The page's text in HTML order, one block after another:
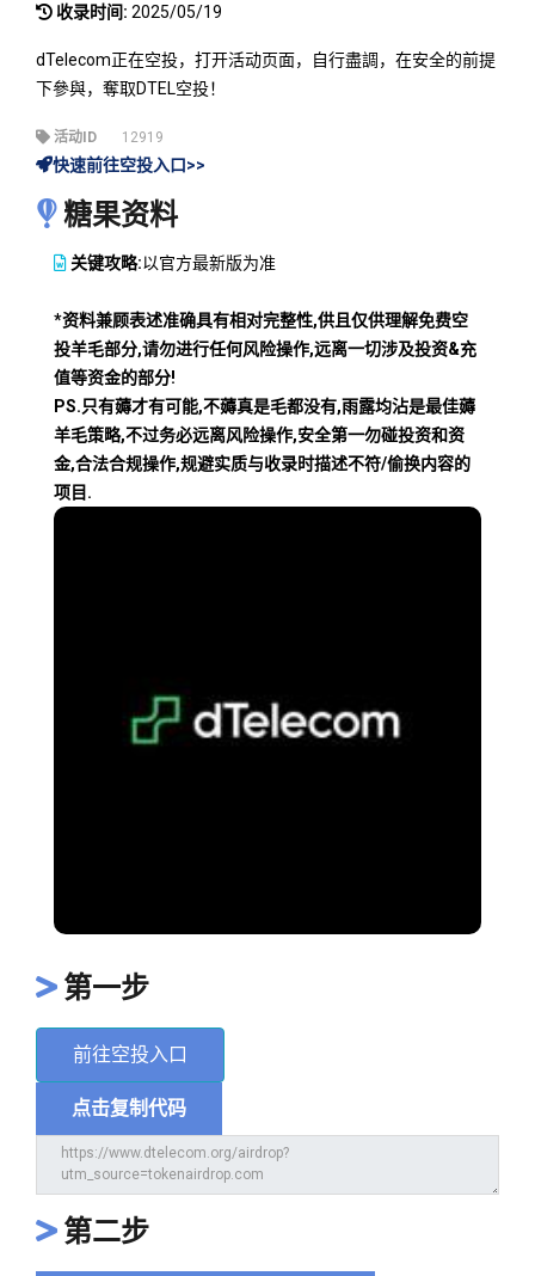
收录时间: 2025/05/19
dTelecom正在空投，打开活动页面，自行盡調，在安全的前提
下參與，奪取DTEL空投！
活动ID 12919
快速前往空投入口>>
糖果资料
关键攻略:以官方最新版为准
*资料兼顾表述准确具有相对完整性,供且仅供理解免费空
投羊毛部分,请勿进行任何风险操作,远离一切涉及投资&充
值等资金的部分!
PS.只有薅才有可能,不薅真是毛都没有,雨露均沾是最佳薅
羊毛策略,不过务必远离风险操作,安全第一勿碰投资和资
金,合法合规操作,规避实质与收录时描述不符/偷换内容的
项目.
第一步
前往空投入口
点击复制代码
第二步